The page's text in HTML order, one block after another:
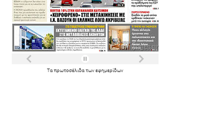
Τα πρωτοσέλιδα τωνεφημερίδων